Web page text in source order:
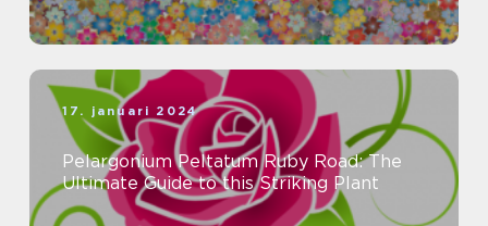
17. januari 2024
Pelargonium Peltatum Ruby Road: The
Ultimate Guide to this Striking Plant